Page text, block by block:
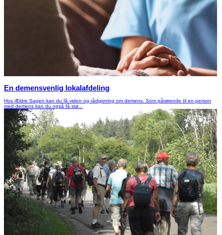
En demensvenlig lokalafdeling
Hos Ældre Sagen kan du få viden og rådgivning om demens. Som pårørende til en person
med demens kan du også få stø...